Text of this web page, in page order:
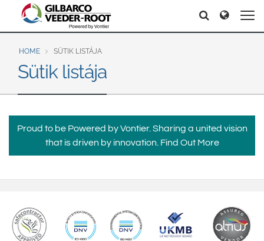
North America
United States
Canada
Latin America
Brazil
Português
Español
Europe & CIS
English
Dansk
Srpski
Suomi
Svenska
Asia Pacific
Search Search
HOME SÜTIK LISTÁJA
Sütik listája
Proud to be Powered by Vontier. Sharing a united vision
that is driven by innovation. Find Out More